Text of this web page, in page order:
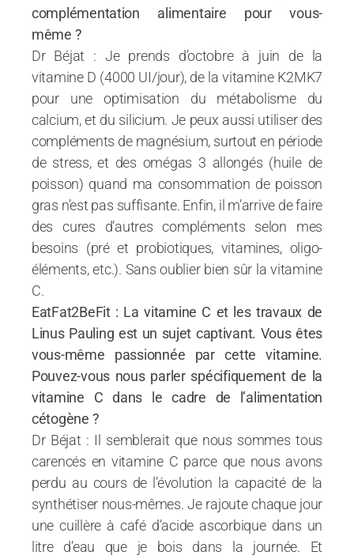
complémentation alimentaire pour vous-
même ?
Dr Béjat : Je prends d’octobre à juin de la
vitamine D (4000 UI/jour), de la vitamine K2MK7
pour une optimisation du métabolisme du
calcium, et du silicium. Je peux aussi utiliser des
compléments de magnésium, surtout en période
de stress, et des omégas 3 allongés (huile de
poisson) quand ma consommation de poisson
gras n’est pas suffisante. Enfin, il m’arrive de faire
des cures d’autres compléments selon mes
besoins (pré et probiotiques, vitamines, oligo-
éléments, etc.). Sans oublier bien sûr la vitamine
C.
EatFat2BeFit : La vitamine C et les travaux de
Linus Pauling est un sujet captivant. Vous êtes
vous-même passionnée par cette vitamine.
Pouvez-vous nous parler spécifiquement de la
vitamine C dans le cadre de l’alimentation
cétogène ?
Dr Béjat : Il semblerait que nous sommes tous
carencés en vitamine C parce que nous avons
perdu au cours de l’évolution la capacité de la
synthétiser nous-mêmes. Je rajoute chaque jour
une cuillère à café d’acide ascorbique dans un
litre d’eau que je bois dans la journée. Et